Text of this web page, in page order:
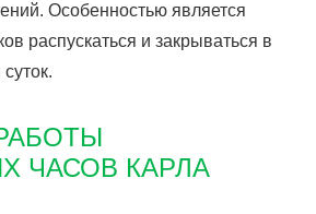
Особенностью является
распускаться и закрываться в
ЧАСОВ КАРЛА